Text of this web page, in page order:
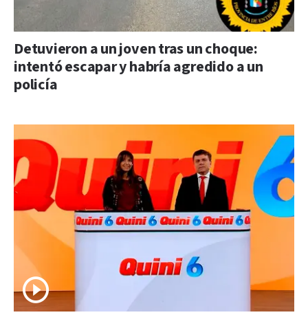
Detuvieron a un joven tras un choque:
intentó escapar y habría agredido a un
policía